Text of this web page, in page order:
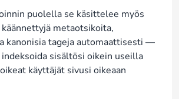
puolella se käsittelee myös
metaotsikoita,
kanonisia tageja automaattisesti —
sisältösi oikein useilla
käyttäjät sivusi oikeaan